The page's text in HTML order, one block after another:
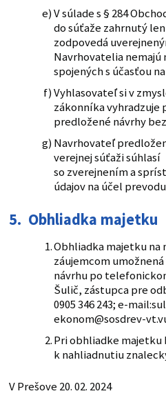
V súlade s § 284
do súťaže zahrnutý
zodpovedá
Navrhovatelia nemajú
spojených s účasťou
Vyhlasovateľ si v
zákonníka
predložené návrhy
Navrhovateľ
verejnej súťaži súhlasí
so zverejnením a
údajov na účel
5. Obhliadka majetku
Obhliadka majetku na
záujemcom
návrhu po
Šulič, zástupca pre
0905 346 243; e-
ekonom@sosdrev-
Pri obhliadke majetku
k nahliadnutiu
V Prešove 20. 02. 2024